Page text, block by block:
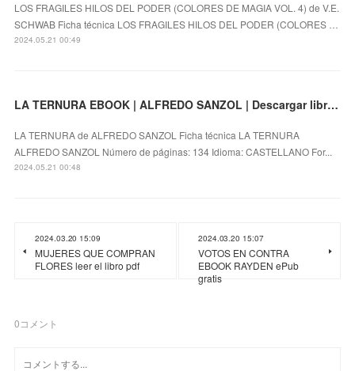
LOS FRAGILES HILOS DEL PODER (COLORES DE MAGIA VOL. 4) de V.E.
SCHWAB Ficha técnica LOS FRAGILES HILOS DEL PODER (COLORES …
2024.05.21 00:49
LA TERNURA EBOOK | ALFREDO SANZOL | Descargar libro PDF EPUB
LA TERNURA de ALFREDO SANZOL Ficha técnica LA TERNURA
ALFREDO SANZOL Número de páginas: 134 Idioma: CASTELLANO For...
2024.05.21 00:48
2024.03.20 15:09
MUJERES QUE COMPRAN
FLORES leer el libro pdf
2024.03.20 15:07
VOTOS EN CONTRA
EBOOK RAYDEN ePub
gratis
0コメント